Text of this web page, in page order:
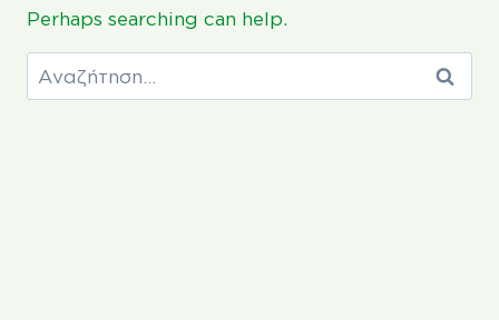
Perhaps searching can help.
Αναζήτηση
για: